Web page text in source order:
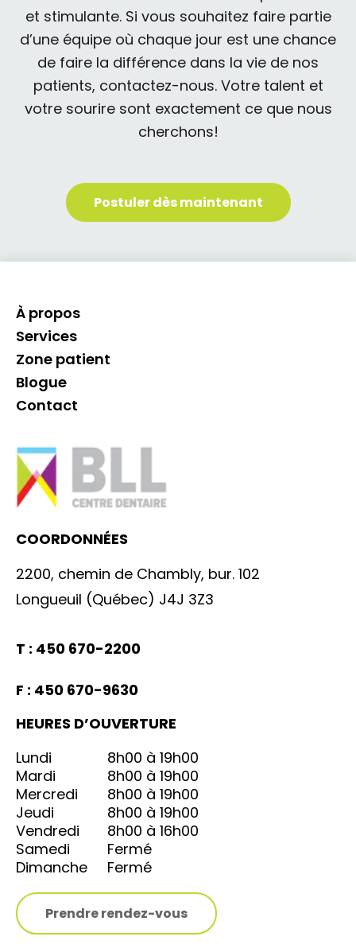
et stimulante. Si vous souhaitez faire partie
d’une équipe où chaque jour est une chance
de faire la différence dans la vie de nos
patients, contactez-nous. Votre talent et
votre sourire sont exactement ce que nous
cherchons!
Postuler dès maintenant
À propos
Services
Zone patient
Blogue
Contact
COORDONNÉES
2200, chemin de Chambly, bur. 102
Longueuil (Québec) J4J 3Z3
T : 450 670-2200
F : 450 670-9630
HEURES D’OUVERTURE
Lundi
8h00 à 19h00
Mardi
8h00 à 19h00
Mercredi
8h00 à 19h00
Jeudi
8h00 à 19h00
Vendredi
8h00 à 16h00
Samedi
Fermé
Dimanche
Fermé
Prendre rendez-vous